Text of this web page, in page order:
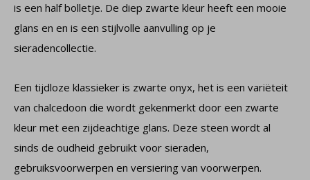
is een half bolletje. De diep zwarte kleur heeft een mooie
glans en en is een stijlvolle aanvulling op je
sieradencollectie.
Een tijdloze klassieker is zwarte onyx, het is een variëteit
van chalcedoon die wordt gekenmerkt door een zwarte
kleur met een zijdeachtige glans. Deze steen wordt al
sinds de oudheid gebruikt voor sieraden,
gebruiksvoorwerpen en versiering van voorwerpen.